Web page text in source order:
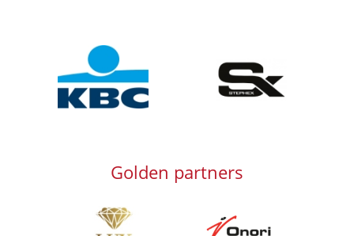
Afbeelding
Golden partners
Afbeelding Afbeelding